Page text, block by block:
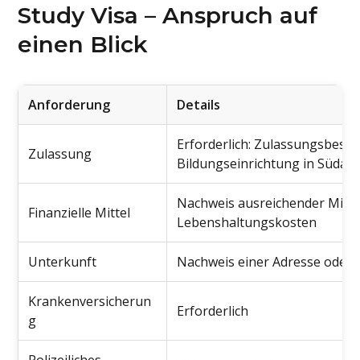
Study Visa – Anspruch auf
einen Blick
Anforderung Details
Zulassung
Erforderlich:
Bildungseinrichtung in
Finanzielle Mittel
Nachweis ausreichender
Lebenshaltungskosten
Unterkunft Nachweis einer Adresse
Krankenversicherun
g
Erforderlich